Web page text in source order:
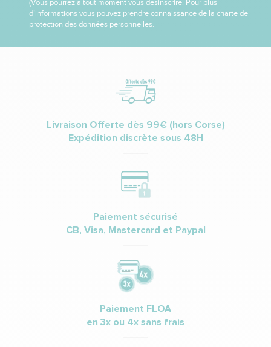
(Vous pourrez à tout moment vous désinscrire. Pour plus
d’informations vous pouvez prendre connaissance de la charte de
protection des données personnelles.
Livraison Offerte dès 99€ (hors Corse)
Expédition discrète sous 48H
Paiement sécurisé
CB, Visa, Mastercard et Paypal
Paiement FLOA
en 3x ou 4x sans frais